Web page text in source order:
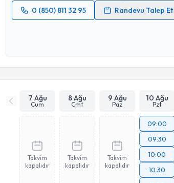
0 (850) 811 32 95
Randevu Talep Et
Takvim Talebini Gönder
7 Ağu
Cum
8 Ağu
Cmt
9 Ağu
Paz
10 Ağu
Pzt
Takvim
kapalıdır
Takvim
kapalıdır
Takvim
kapalıdır
09:00
09:30
10:00
10:30